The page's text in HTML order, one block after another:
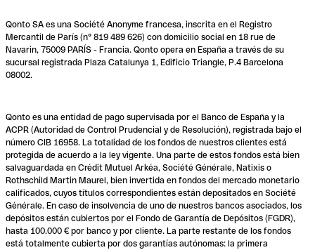
Qonto SA es una Société Anonyme francesa, inscrita en el Registro
Mercantil de París (n° 819 489 626) con domicilio social en 18 rue de
Navarin, 75009 PARÍS - Francia. Qonto opera en España a través de su
sucursal registrada Plaza Catalunya 1, Edificio Triangle, P.4 Barcelona
08002.
Qonto es una entidad de pago supervisada por el Banco de España y la
ACPR (Autoridad de Control Prudencial y de Resolución), registrada bajo el
número CIB 16958. La totalidad de los fondos de nuestros clientes está
protegida de acuerdo a la ley vigente. Una parte de estos fondos está bien
salvaguardada en Crédit Mutuel Arkéa, Société Générale, Natixis o
Rothschild Martin Maurel, bien invertida en fondos del mercado monetario
calificados, cuyos títulos correspondientes están depositados en Société
Générale. En caso de insolvencia de uno de nuestros bancos asociados, los
depósitos están cubiertos por el Fondo de Garantía de Depósitos (FGDR),
hasta 100.000 € por banco y por cliente. La parte restante de los fondos
está totalmente cubierta por dos garantías autónomas: la primera